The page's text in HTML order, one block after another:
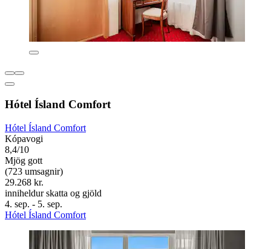
Hótel Ísland Comfort
Hótel Ísland Comfort
Kópavogi
8,4/10
Mjög gott
(723 umsagnir)
29.268 kr.
inniheldur skatta og gjöld
4. sep. - 5. sep.
Hótel Ísland Comfort